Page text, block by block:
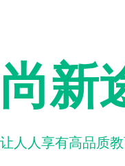
尚新
让人人享有高品质